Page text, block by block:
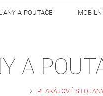
A POUTAČE
A
PLAKÁTOVÉ